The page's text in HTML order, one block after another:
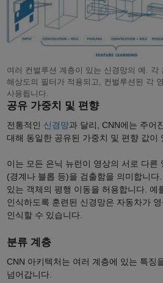
여러 컨벌루션 계층이 있는 신경망의 예. 각
해상도의 필터가 적용되고, 컨벌루션된 각
사용됩니다.
공유 가중치 및 편향
전통적인 신경망과 달리, CNN에는 주어
대해 동일한 공유된 가중치 및 편향 값이
이는 모든 은닉 뉴런이 영상의 서로 다른
(경계나 블롭 등)을 검출함을 의미합니다
있는 객체의 평행 이동을 허용합니다. 예
인식하도록 훈련된 신경망은 자동차가
인식할 수 있습니다.
분류 계층
CNN 아키텍처는 여러 계층에 있는 특징
넘어갑니다.